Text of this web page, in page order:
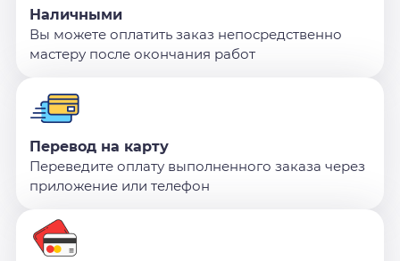
Наличными
Вы можете оплатить заказ непосредственно
мастеру после окончания работ
Перевод на карту
Переведите оплату выполненного заказа через
приложение или телефон